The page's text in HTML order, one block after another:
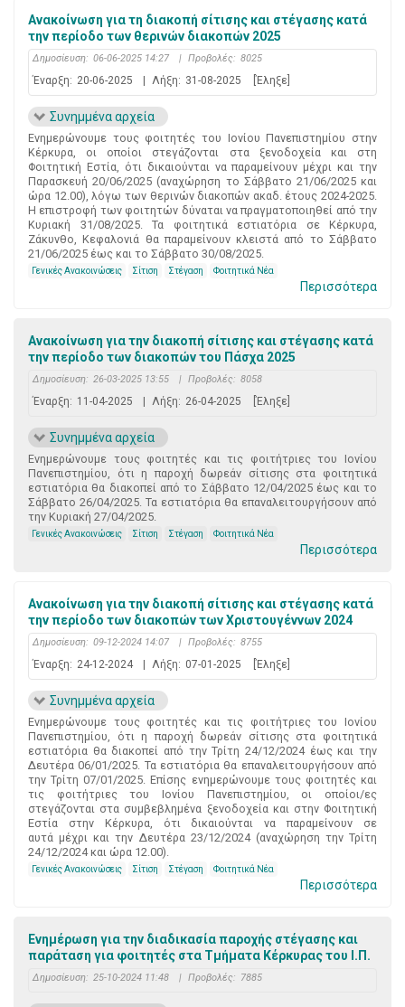
Ανακοίνωση για τη διακοπή σίτισης και στέγασης κατά
την περίοδο των θερινών διακοπών 2025
Δημοσίευση: 06-06-2025 14:27 | Προβολές: 8025
Έναρξη: 20-06-2025 Λήξη: 31-08-2025 [Έληξε]
Συνημμένα αρχεία
Ενημερώνουμε τους φοιτητές του Ιονίου Πανεπιστημίου στην
Κέρκυρα, οι οποίοι στεγάζονται στα ξενοδοχεία και στη
Φοιτητική Εστία, ότι δικαιούνται να παραμείνουν μέχρι και την
Παρασκευή 20/06/2025 (αναχώρηση το Σάββατο 21/06/2025 και
ώρα 12.00), λόγω των θερινών διακοπών ακαδ. έτους 2024-2025.
Η επιστροφή των φοιτητών δύναται να πραγματοποιηθεί από την
Κυριακή 31/08/2025. Τα φοιτητικά εστιατόρια σε Κέρκυρα,
Ζάκυνθο, Κεφαλονιά θα παραμείνουν κλειστά από το Σάββατο
21/06/2025 έως και το Σάββατο 30/08/2025.
Γενικές Ανακοινώσεις Σίτιση Στέγαση Φοιτητικά Νέα
Περισσότερα
Ανακοίνωση για την διακοπή σίτισης και στέγασης κατά
την περίοδο των διακοπών του Πάσχα 2025
Δημοσίευση: 26-03-2025 13:55 | Προβολές: 8058
Έναρξη: 11-04-2025 Λήξη: 26-04-2025 [Έληξε]
Συνημμένα αρχεία
Ενημερώνουμε τους φοιτητές και τις φοιτήτριες του Ιονίου
Πανεπιστημίου, ότι η παροχή δωρεάν σίτισης στα φοιτητικά
εστιατόρια θα διακοπεί από το Σάββατο 12/04/2025 έως και το
Σάββατο 26/04/2025. Τα εστιατόρια θα επαναλειτουργήσουν από
την Κυριακή 27/04/2025.
Γενικές Ανακοινώσεις Σίτιση Στέγαση Φοιτητικά Νέα
Περισσότερα
Ανακοίνωση για την διακοπή σίτισης και στέγασης κατά
την περίοδο των διακοπών των Χριστουγέννων 2024
Δημοσίευση: 09-12-2024 14:07 | Προβολές: 8755
Έναρξη: 24-12-2024 Λήξη: 07-01-2025 [Έληξε]
Συνημμένα αρχεία
Ενημερώνουμε τους φοιτητές και τις φοιτήτριες του Ιονίου
Πανεπιστημίου, ότι η παροχή δωρεάν σίτισης στα φοιτητικά
εστιατόρια θα διακοπεί από την Τρίτη 24/12/2024 έως και την
Δευτέρα 06/01/2025. Τα εστιατόρια θα επαναλειτουργήσουν από
την Τρίτη 07/01/2025. Επίσης ενημερώνουμε τους φοιτητές και
τις φοιτήτριες του Ιονίου Πανεπιστημίου, οι οποίοι/ες
στεγάζονται στα συμβεβλημένα ξενοδοχεία και στην Φοιτητική
Εστία στην Κέρκυρα, ότι δικαιούνται να παραμείνουν σε
αυτά μέχρι και την Δευτέρα 23/12/2024 (αναχώρηση την Τρίτη
24/12/2024 και ώρα 12.00).
Γενικές Ανακοινώσεις Σίτιση Στέγαση Φοιτητικά Νέα
Περισσότερα
Ενημέρωση για την διαδικασία παροχής στέγασης και
παράταση για φοιτητές στα Τμήματα Κέρκυρας του Ι.Π.
Δημοσίευση: 25-10-2024 11:48 | Προβολές: 7885